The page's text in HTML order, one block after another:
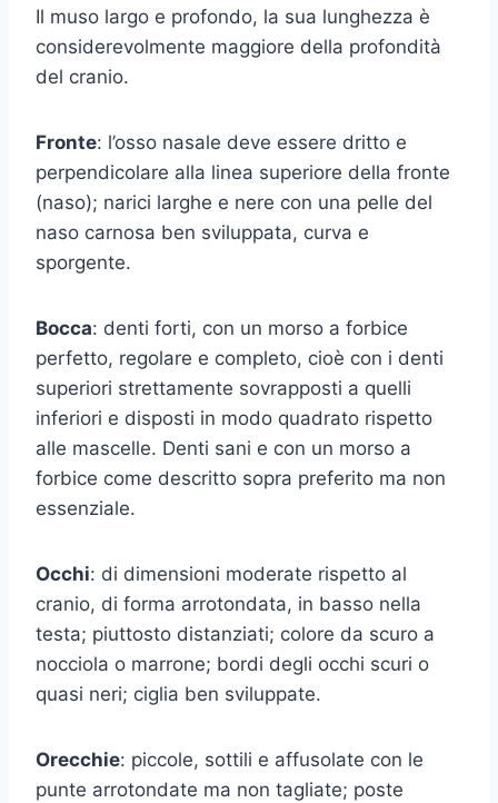
Il muso largo e profondo, la sua lunghezza è
considerevolmente maggiore della profondità
del cranio.
Fronte: l’osso nasale deve essere dritto e
perpendicolare alla linea superiore della fronte
(naso); narici larghe e nere con una pelle del
naso carnosa ben sviluppata, curva e
sporgente.
Bocca: denti forti, con un morso a forbice
perfetto, regolare e completo, cioè con i denti
superiori strettamente sovrapposti a quelli
inferiori e disposti in modo quadrato rispetto
alle mascelle. Denti sani e con un morso a
forbice come descritto sopra preferito ma non
essenziale.
Occhi: di dimensioni moderate rispetto al
cranio, di forma arrotondata, in basso nella
testa; piuttosto distanziati; colore da scuro a
nocciola o marrone; bordi degli occhi scuri o
quasi neri; ciglia ben sviluppate.
Orecchie: piccole, sottili e affusolate con le
punte arrotondate ma non tagliate; poste